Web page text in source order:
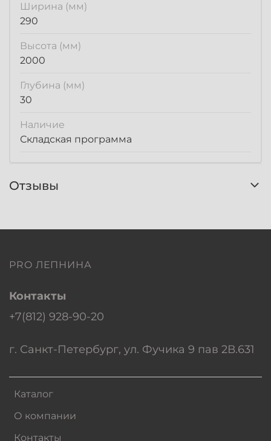
Ширина (мм)
290
Высота (мм)
2000
Глубина (мм)
30
Наличие
Складская программа
Отзывы
PRO ЛЕПНИНА
Каталог
О компании
Контакты
Контакты
+7(812) 928-90-20
г. Санкт-Петербург, ул. Фучика 9 пав 2В.631